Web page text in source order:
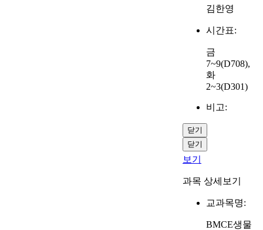
김한영
시간표:
금
7~9(D708),
화
2~3(D301)
비고:
닫기
닫기
보기
과목 상세보기
교과목명:
BMCE생물